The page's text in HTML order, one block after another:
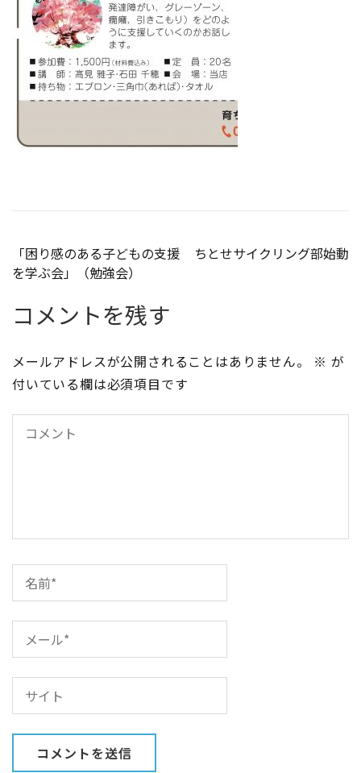
投
稿
ナ
ゲ
シ
「困り感のある子どもの支援
を学ぶ会」（勉強会）
ちとせサイクリング部始動
コメントを残す
メールアドレスが公開されることはありません。 ※ が
付いている欄は必須項目です